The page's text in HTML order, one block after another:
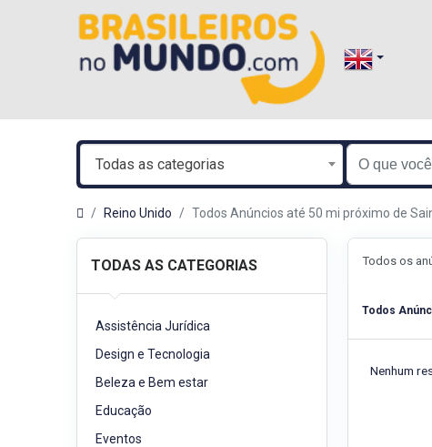
Todas as categorias
Reino Unido Todos Anúncios até 50 mi próximo de
TODAS AS CATEGORIAS
Assistência Jurídica
Design e Tecnologia
Beleza e Bem estar
Educação
Eventos
Todos os
Todos
Nenhum